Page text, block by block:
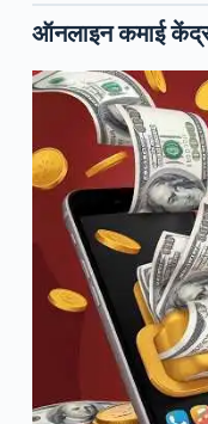
ऑनलाइन कमाई